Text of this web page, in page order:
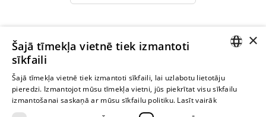
Ievērībai: Yesyes.lv satur atklātu seksuālu informāciju un attēlus. Lietot
šo vietni vari tikai no 18 gadu vecuma.
TURPINIET
ROTAĻĀTIES
RUSSIAN
×
Šajā tīmekļa vietnē tiek izmantoti
sīkfaili
Šajā tīmekļa vietnē tiek izmantoti sīkfaili, lai uzlabotu lietotāju
pieredzi. Izmantojot mūsu tīmekļa vietni, jūs piekrītat visu sīkfailu
izmantošanai saskaņā ar mūsu sīkfailu politiku. Lasīt vairāk